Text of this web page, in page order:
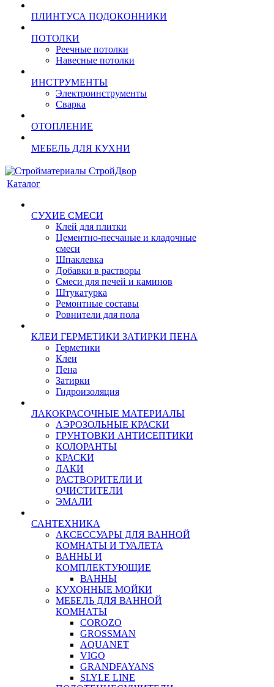
ПЛИНТУСА ПОДОКОННИКИ
ПОТОЛКИ
Реечные потолки
Навесные потолки
ИНСТРУМЕНТЫ
Электроинструменты
Сварка
ОТОПЛЕНИЕ
МЕБЕЛЬ ДЛЯ КУХНИ
Каталог
СУХИЕ СМЕСИ
Клей для плитки
Цементно-песчаные и кладочные
смеси
Шпаклевка
Добавки в растворы
Смеси для печей и каминов
Штукатурка
Ремонтные составы
Ровнители для пола
КЛЕИ ГЕРМЕТИКИ ЗАТИРКИ ПЕНА
Герметики
Клеи
Пена
Затирки
Гидроизоляция
ЛАКОКРАСОЧНЫЕ МАТЕРИАЛЫ
АЭРОЗОЛЬНЫЕ КРАСКИ
ГРУНТОВКИ АНТИСЕПТИКИ
КОЛОРАНТЫ
КРАСКИ
ЛАКИ
РАСТВОРИТЕЛИ И
ОЧИСТИТЕЛИ
ЭМАЛИ
САНТЕХНИКА
АКСЕССУАРЫ ДЛЯ ВАННОЙ
КОМНАТЫ И ТУАЛЕТА
ВАННЫ И
КОМПЛЕКТУЮЩИЕ
ВАННЫ
КУХОННЫЕ МОЙКИ
МЕБЕЛЬ ДЛЯ ВАННОЙ
КОМНАТЫ
COROZO
GROSSMAN
AQUANET
VIGO
GRANDFAYANS
SLYLE LINE